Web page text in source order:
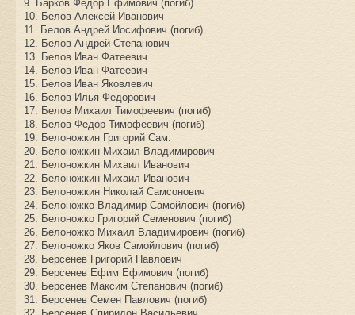
9. Барков Федор Ефимович (погиб)
10. Белов Алексей Иванович
11. Белов Андрей Иосифович (погиб)
12. Белов Андрей Степанович
13. Белов Иван Фатеевич
14. Белов Иван Фатеевич
15. Белов Иван Яковлевич
16. Белов Илья Федорович
17. Белов Михаил Тимофеевич (погиб)
18. Белов Федор Тимофеевич (погиб)
19. Белоножкин Григорий Сам.
20. Белоножкин Михаил Владимирович
21. Белоножкин Михаил Иванович
22. Белоножкин Михаил Иванович
23. Белоножкин Николай Самсонович
24. Белоножко Владимир Самойлович (погиб)
25. Белоножко Григорий Семенович (погиб)
26. Белоножко Михаил Владимирович (погиб)
27. Белоножко Яков Самойлович (погиб)
28. Берсенев Григорий Павлович
29. Берсенев Ефим Ефимович (погиб)
30. Берсенев Максим Степанович (погиб)
31. Берсенев Семен Павлович (погиб)